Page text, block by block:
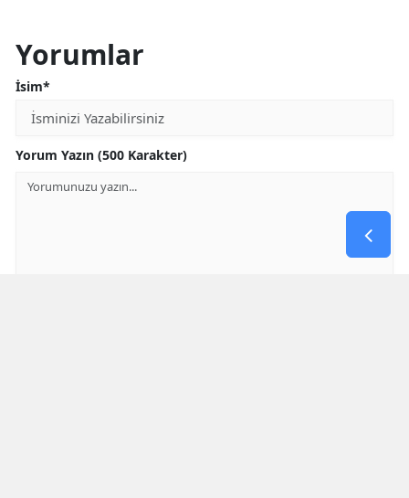
Yorumlar
İsim*
Yorum Yazın (500 Karakter)